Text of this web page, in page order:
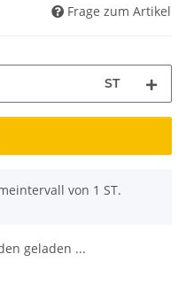
Frage zum Artikel
ST
von 1 ST.
geladen ...